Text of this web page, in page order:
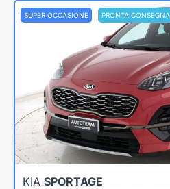
SUPER OCCASIONE PRONTA CONSEGNA
KIA SPORTAGE